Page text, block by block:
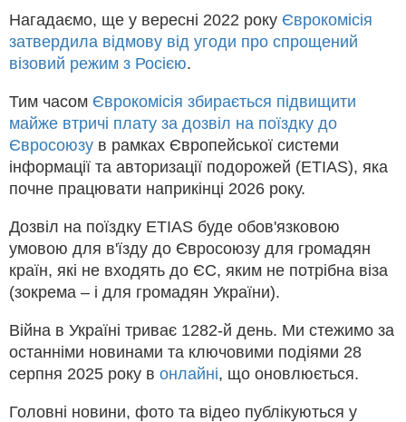
Нагадаємо, ще у вересні 2022 року Єврокомісія
затвердила відмову від угоди про спрощений
візовий режим з Росією.
Тим часом Єврокомісія збирається підвищити
майже втричі плату за дозвіл на поїздку до
Євросоюзу в рамках Європейської системи
інформації та авторизації подорожей (ETIAS), яка
почне працювати наприкінці 2026 року.
Дозвіл на поїздку ETIAS буде обов'язковою
умовою для в'їзду до Євросоюзу для громадян
країн, які не входять до ЄС, яким не потрібна віза
(зокрема – і для громадян України).
Війна в Україні триває 1282-й день. Ми стежимо за
останніми новинами та ключовими подіями 28
серпня 2025 року в онлайні, що оновлюється.
Головні новини, фото та відео публікуються у